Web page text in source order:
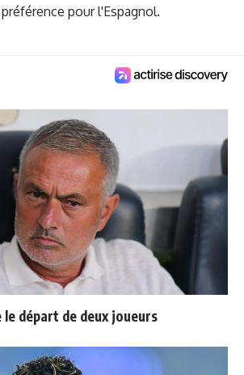
pour l'Espagnol.
départ de deux joueurs